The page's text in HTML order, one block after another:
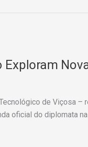
Exploram
de Viçosa
oficial do diplomata